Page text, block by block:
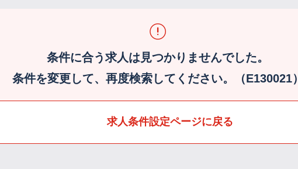
条件に合う求人は見つかりませんでした。
条件を変更して、再度検索してください。（E130021）
求人条件設定ページに戻る